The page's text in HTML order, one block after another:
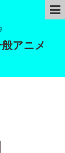
般アニメ